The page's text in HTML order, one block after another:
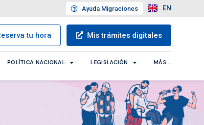
Ayuda Migraciones EN
tu hora Mis trámites digitales
POLÍTICA NACIONAL LEGISLACIÓN MÁS...